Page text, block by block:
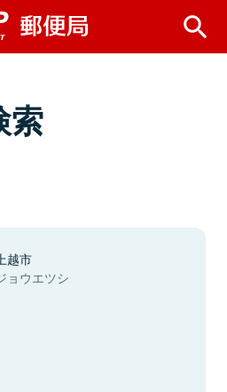
索
上越市
ョウエツシ